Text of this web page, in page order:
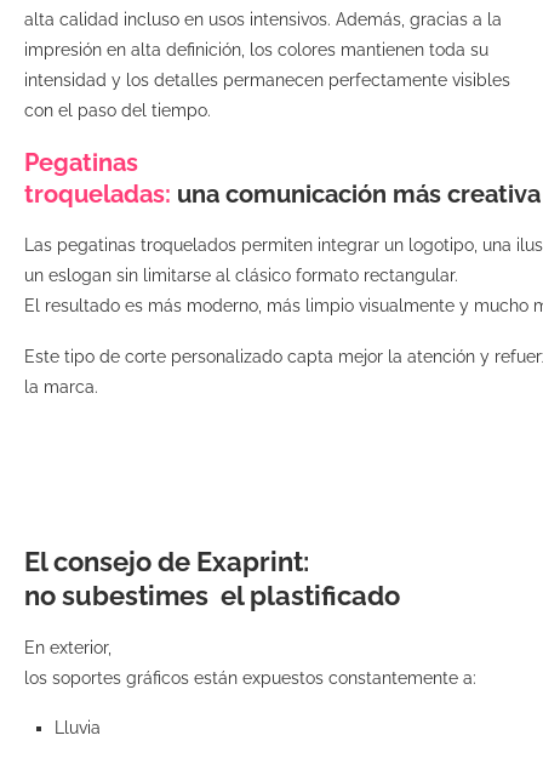
alta calidad incluso en usos intensivos. Además, gracias a la
impresión en alta definición, los colores mantienen toda su
intensidad y los detalles permanecen perfectamente visibles
con el paso del tiempo.
Pegatinas
troqueladas: una comunicación más creativa
Las pegatinas troquelados permiten integrar un logotipo, una
un eslogan sin limitarse al clásico formato rectangular.
El resultado es más moderno, más limpio visualmente y
Este tipo de corte personalizado capta mejor la atención y
la marca.
El consejo de Exaprint:
no subestimes el plastificado
En exterior,
los soportes gráficos están expuestos constantemente a:
Lluvia